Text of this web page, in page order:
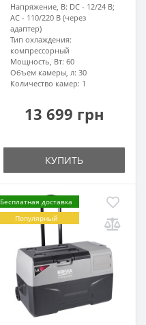
Напряжение, В: DC - 12/24 В;
AC - 110/220 В (через
адаптер)
Тип охлаждения:
компрессорный
Мощность, Вт: 60
Объем камеры, л: 30
Количество камер: 1
13 699 грн
КУПИТЬ
Бесплатная доставка
Популярный